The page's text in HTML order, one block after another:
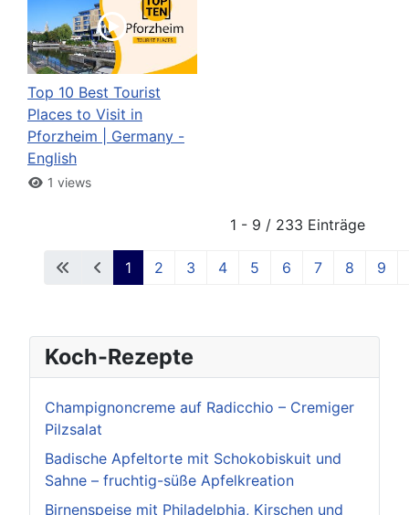
Top 10 Best Tourist
Places to Visit in
Pforzheim | Germany -
English
1 views
1 - 9 / 233 Einträge
1 2 3 4 5 6 7 8 9
Koch-Rezepte
Champignoncreme auf Radicchio – Cremiger
Pilzsalat
Badische Apfeltorte mit Schokobiskuit und
Sahne – fruchtig-süße Apfelkreation
Birnenspeise mit Philadelphia, Kirschen und